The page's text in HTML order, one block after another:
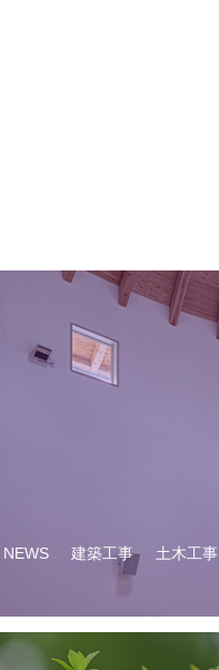
NEWS 建築工事 土木工事